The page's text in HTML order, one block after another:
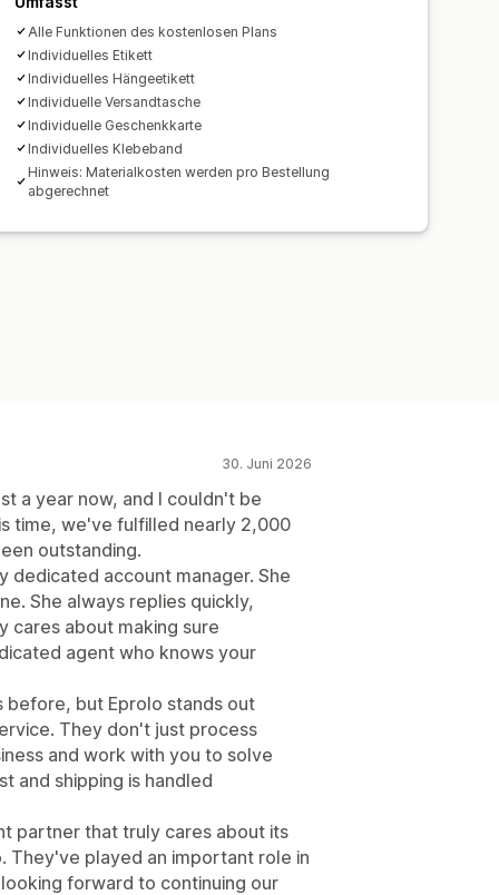
Alle Funktionen des kostenlosen Plans
Individuelles Etikett
Individuelles Hängeetikett
Individuelle Versandtasche
Individuelle Geschenkkarte
Individuelles Klebeband
Hinweis: Materialkosten werden pro Bestellung
abgerechnet
30. Juni 2026
a year now, and I couldn't be
time, we've fulfilled nearly 2,000
outstanding.
dedicated account manager. She
She always replies quickly,
cares about making sure
agent who knows your
but Eprolo stands out
They don't just process
and work with you to solve
and shipping is handled
partner that truly cares about its
They've played an important role in
forward to continuing our